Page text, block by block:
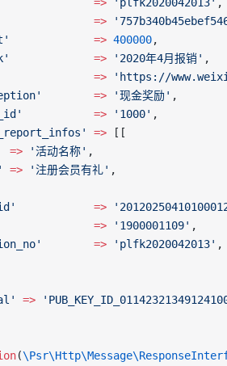
=>
             =>
400000,
             =>
'2020年4月报销' ,
=>
'https://
        =>
'现金奖励' ,
           =>
'1000' ,
=> [[
=>
'活动名称' ,
=> '注册会员有礼' ,
            =>
=>
'1900001109' ,
        =>
'plfk2020042013' ,
=>
(